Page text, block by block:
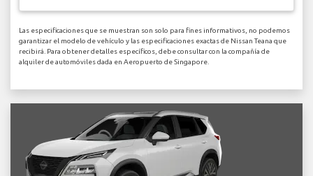
Las especificaciones que se muestran son solo para fines informativos, no podemos
garantizar el modelo de vehículo y las especificaciones exactas de Nissan Teana que
recibirá. Para obtener detalles específicos, debe consultar con la compañía de
alquiler de automóviles dada en Aeropuerto de Singapore.